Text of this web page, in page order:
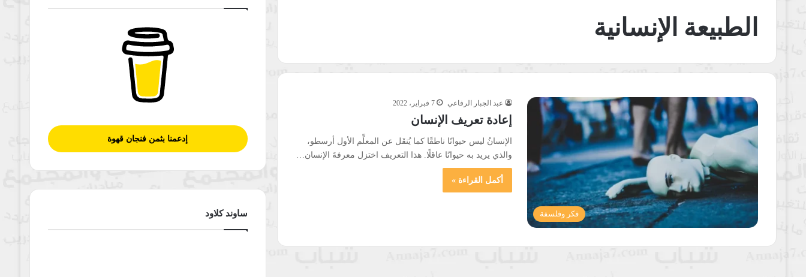
الطبيعة الإنسانية
فكر وفلسفة
عبد الجبار الرفاعي 7 فبراير، 2022
إعادة تعريف الإنسان
الإنسانُ ليس حيوانًا ناطقًا كما يُنقَل عن المعلِّم الأول أرسطو،
والذي يريد به حيوانًا عاقلًا. هذا التعريف اختزل معرفةَ الإنسان…
أكمل القراءة »
إدعمنا بثمن فنجان قهوة
ساوند كلاود